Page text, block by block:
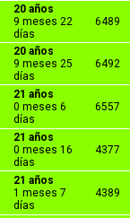
20 años
9 meses 22
días
6489
20 años
9 meses 25
días
6492
21 años
0 meses 6
días
6557
21 años
0 meses 16
días
4377
21 años
1 meses 7
días
4389